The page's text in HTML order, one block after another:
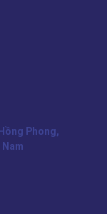
Phong,